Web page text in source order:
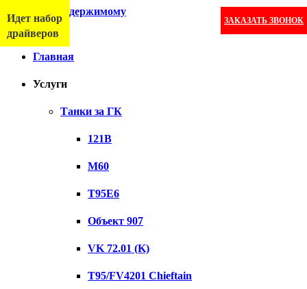
Перейти к содержимому
ЗАКАЗАТЬ ЗВОНОК
Меню
Главная
Услуги
Танки за ГК
121B
M60
T95E6
Объект 907
VK 72.01 (K)
T95/FV4201 Chieftain
Идет набор
драйверов